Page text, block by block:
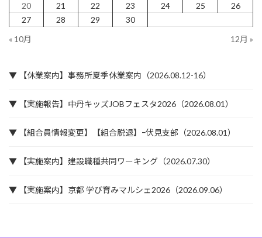
20
21 22 23 24 25
26
27
28 29
30
« 10月
12月 »
▼ 【休業案内】事務所夏季休業案内（2026.08.12-16）
▼ 【実施報告】中丹キッズJOBフェスタ2026（2026.08.01）
▼ 【組合員情報変更】【組合脱退】ｰ伏見支部（2026.08.01）
▼ 【実施案内】建設職種共同ワーキング（2026.07.30）
▼ 【実施案内】京都 学び育みマルシェ2026（2026.09.06）